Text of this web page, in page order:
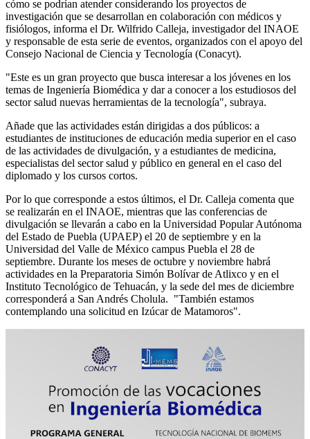
cómo se podrían atender considerando los proyectos de
investigación que se desarrollan en colaboración con médicos y
fisiólogos, informa el Dr. Wilfrido Calleja, investigador del INAOE
y responsable de esta serie de eventos, organizados con el apoyo del
Consejo Nacional de Ciencia y Tecnología (Conacyt).
"Este es un gran proyecto que busca interesar a los jóvenes en los
temas de Ingeniería Biomédica y dar a conocer a los estudiosos del
sector salud nuevas herramientas de la tecnología", subraya.
Añade que las actividades están dirigidas a dos públicos: a
estudiantes de instituciones de educación media superior en el caso
de las actividades de divulgación, y a estudiantes de medicina,
especialistas del sector salud y público en general en el caso del
diplomado y los cursos cortos.
Por lo que corresponde a estos últimos, el Dr. Calleja comenta que
se realizarán en el INAOE, mientras que las conferencias de
divulgación se llevarán a cabo en la Universidad Popular Autónoma
del Estado de Puebla (UPAEP) el 20 de septiembre y en la
Universidad del Valle de México campus Puebla el 28 de
septiembre. Durante los meses de octubre y noviembre habrá
actividades en la Preparatoria Simón Bolívar de Atlixco y en el
Instituto Tecnológico de Tehuacán, y la sede del mes de diciembre
corresponderá a San Andrés Cholula. "También estamos
contemplando una solicitud en Izúcar de Matamoros".